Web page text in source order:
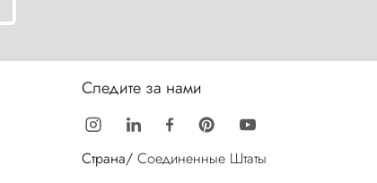
Следите за нами
Страна/ Соединенные Штаты